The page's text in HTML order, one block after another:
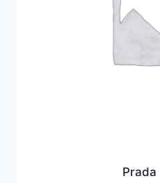
Prada